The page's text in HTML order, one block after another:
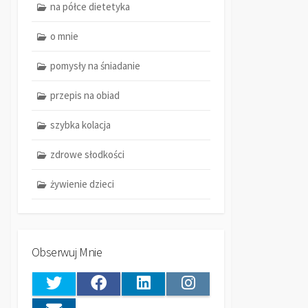
na półce dietetyka
o mnie
pomysły na śniadanie
przepis na obiad
szybka kolacja
zdrowe słodkości
żywienie dzieci
Obserwuj Mnie